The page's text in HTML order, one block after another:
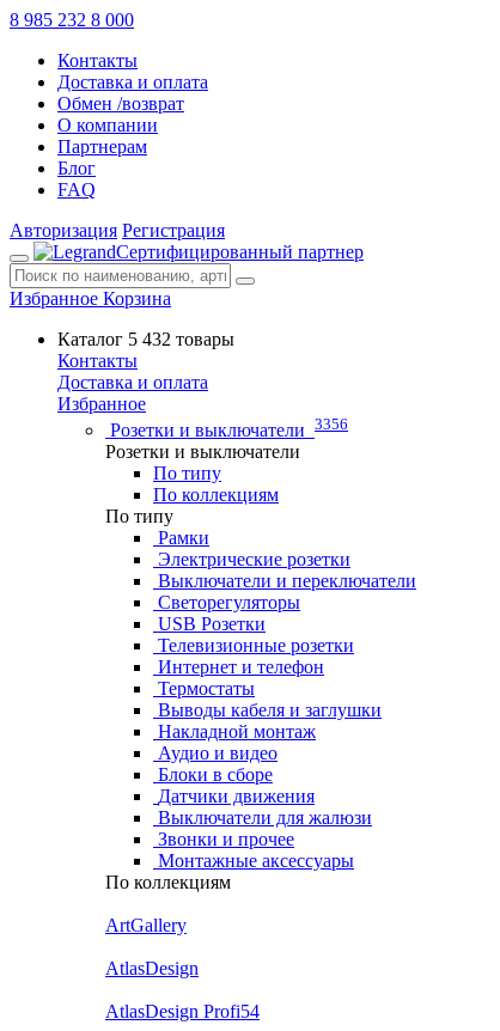
8 985 232 8 000
Контакты
Доставка и оплата
Обмен /возврат
О компании
Партнерам
Блог
FAQ
Авторизация Регистрация
Сертифицированный партнер
Избранное Корзина
Каталог 5 432 товары
Контакты
Доставка и оплата
Избранное
Розетки и выключатели 3356
Розетки и выключатели
По типу
По коллекциям
По типу
Рамки
Электрические розетки
Выключатели и переключатели
Светорегуляторы
USB Розетки
Телевизионные розетки
Интернет и телефон
Термостаты
Выводы кабеля и заглушки
Накладной монтаж
Аудио и видео
Блоки в сборе
Датчики движения
Выключатели для жалюзи
Звонки и прочее
Монтажные аксессуары
По коллекциям
ArtGallery
AtlasDesign
AtlasDesign Profi54